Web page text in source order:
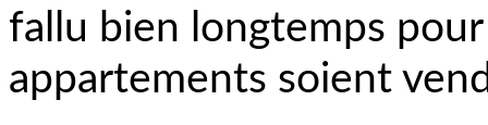
fallu bien longtemps
appartements soient